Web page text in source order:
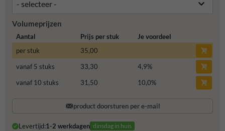
Volumeprijzen
Aantal Prijs per stuk
Je voordeel
per stuk
35,00
vanaf 5 stuks
33,30 4,9%
vanaf 10 stuks
31,50 10,0%
product doorsturen per e-mail
Levertijd:1-2 werkdagen dinsdag in huis